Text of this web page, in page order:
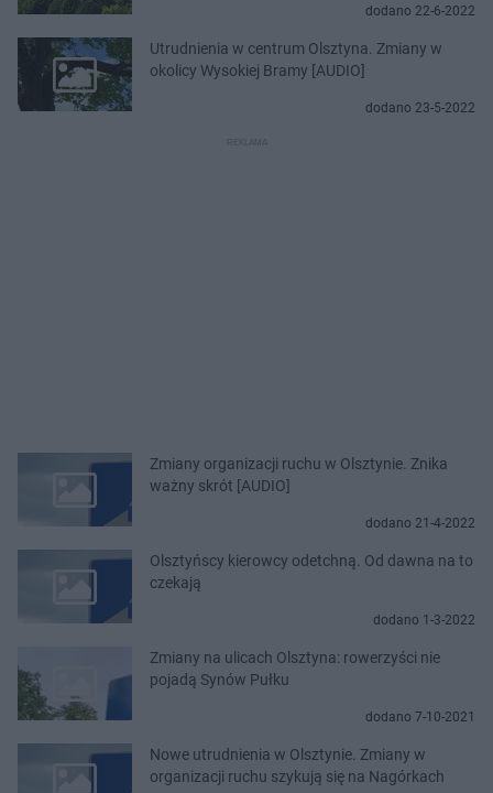
dodano 22-6-2022
Utrudnienia w centrum Olsztyna. Zmiany w
okolicy Wysokiej Bramy [AUDIO]
dodano 23-5-2022
Zmiany organizacji ruchu w Olsztynie. Znika
ważny skrót [AUDIO]
dodano 21-4-2022
Olsztyńscy kierowcy odetchną. Od dawna na to
czekają
dodano 1-3-2022
Zmiany na ulicach Olsztyna: rowerzyści nie
pojadą Synów Pułku
dodano 7-10-2021
Nowe utrudnienia w Olsztynie. Zmiany w
organizacji ruchu szykują się na Nagórkach